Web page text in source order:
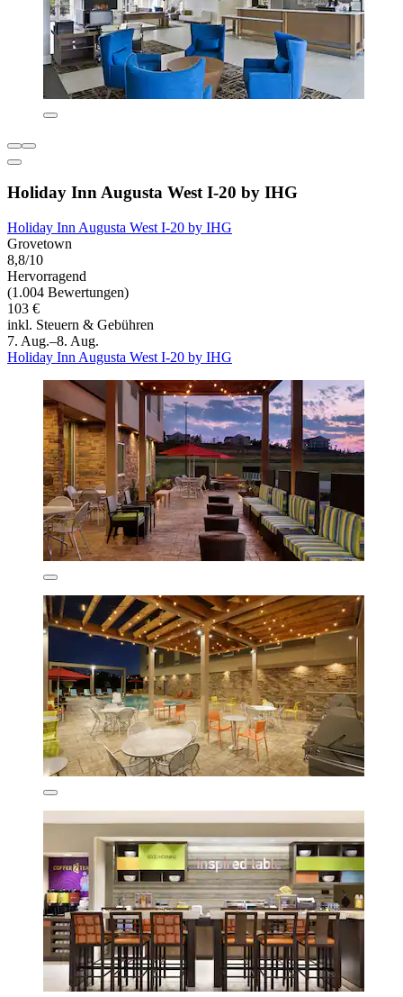
Holiday Inn Augusta West I-20 by IHG
Holiday Inn Augusta West I-20 by IHG
Grovetown
8,8/10
Hervorragend
(1.004 Bewertungen)
103 €
inkl. Steuern & Gebühren
7. Aug.–8. Aug.
Holiday Inn Augusta West I-20 by IHG